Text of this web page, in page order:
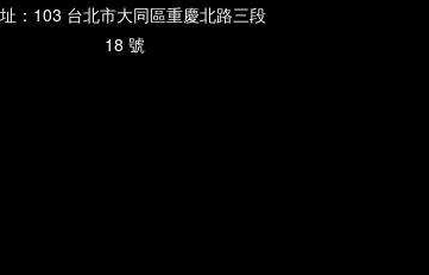
：103 台北市大同區重慶北路三段
18 號